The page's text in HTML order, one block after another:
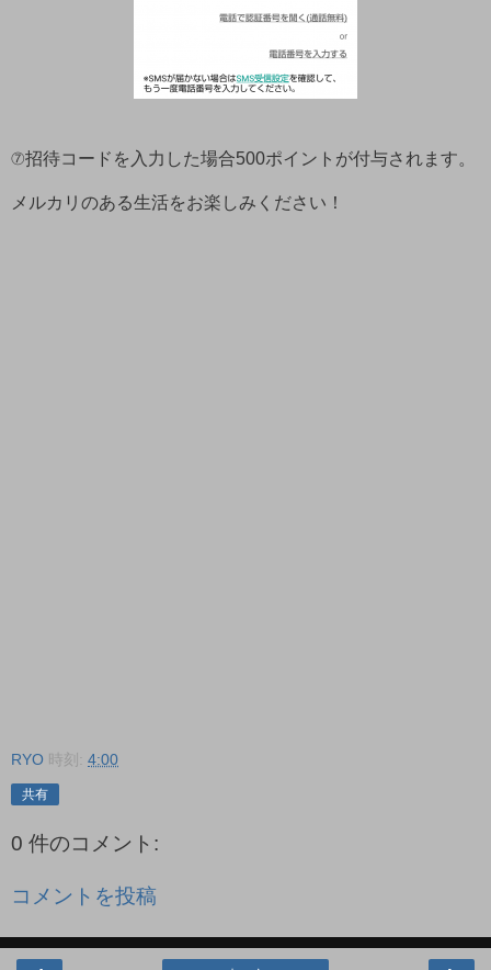
⑦招待コードを入力した場合500ポイントが付与されます。
メルカリのある生活をお楽しみください！
RYO 時刻: 4:00
共有
0 件のコメント:
コメントを投稿